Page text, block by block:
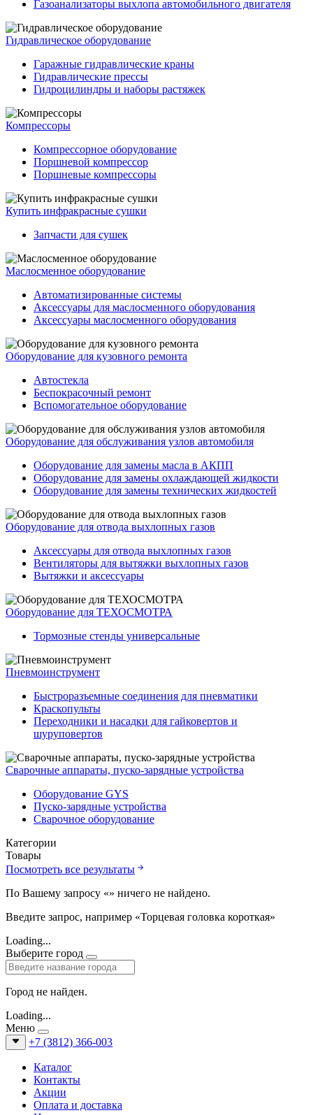
Газоанализаторы выхлопа автомобильного двигателя
Гидравлическое оборудование
Гаражные гидравлические краны
Гидравлические прессы
Гидроцилиндры и наборы растяжек
Компрессоры
Компрессорное оборудование
Поршневой компрессор
Поршневые компрессоры
Купить инфракрасные сушки
Запчасти для сушек
Маслосменное оборудование
Автоматизированные системы
Аксессуары для маслосменного оборудования
Аксессуары маслосменного оборудования
Оборудование для кузовного ремонта
Автостекла
Беспокрасочный ремонт
Вспомогательное оборудование
Оборудование для обслуживания узлов автомобиля
Оборудование для замены масла в АКПП
Оборудование для замены охлаждающей жидкости
Оборудование для замены технических жидкостей
Оборудование для отвода выхлопных газов
Аксессуары для отвода выхлопных газов
Вентиляторы для вытяжки выхлопных газов
Вытяжки и аксессуары
Оборудование для ТЕХОСМОТРА
Тормозные стенды универсальные
Пневмоинструмент
Быстроразъемные соединения для пневматики
Краскопульты
Переходники и насадки для гайковертов и
шуруповертов
Сварочные аппараты, пуско-зарядные устройства
Оборудование GYS
Пуско-зарядные устройства
Сварочное оборудование
Категории
Товары
Посмотреть все результаты
По Вашему запросу «» ничего не найдено.
Введите запрос, например «Торцевая головка короткая»
Loading...
Выберите город
Город не найден.
Loading...
Меню
+7 (3812) 366-003
Каталог
Контакты
Акции
Оплата и доставка